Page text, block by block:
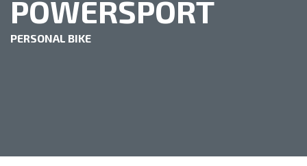
POWERSPORT
PERSONAL BIKE